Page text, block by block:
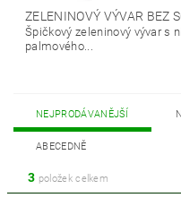
ZELENINOVÝ VÝVAR BEZ
Špičkový zeleninový vývar s
palmového...
NEJPRODÁVANĚJŠÍ
ABECEDNĚ
3 položek celkem